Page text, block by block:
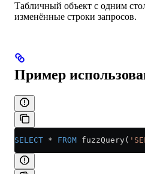
Табличный объект с одним
изменённые строки запросов.
Пример
SELECT * FROM fuzzQuery(